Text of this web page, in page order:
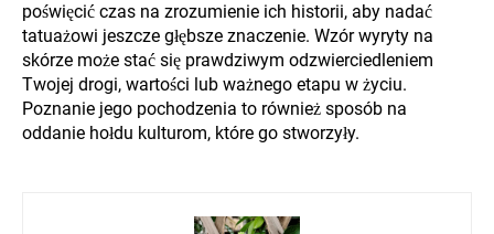
poświęcić czas na zrozumienie ich historii, aby nadać
tatuażowi jeszcze głębsze znaczenie. Wzór wyryty na
skórze może stać się prawdziwym odzwierciedleniem
Twojej drogi, wartości lub ważnego etapu w życiu.
Poznanie jego pochodzenia to również sposób na
oddanie hołdu kulturom, które go stworzyły.